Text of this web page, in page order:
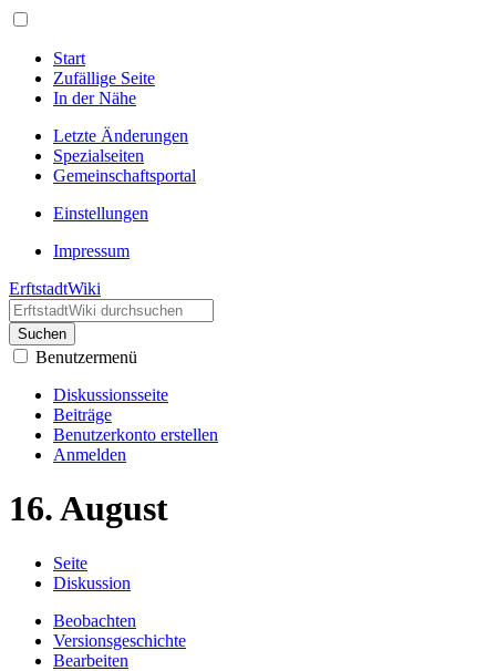
Start
Zufällige Seite
In der Nähe
Letzte Änderungen
Spezialseiten
Gemeinschafts­portal
Einstellungen
Impressum
ErftstadtWiki
Suchen
Benutzermenü
Diskussionsseite
Beiträge
Benutzerkonto erstellen
Anmelden
16. August
Seite
Diskussion
Beobachten
Versionsgeschichte
Bearbeiten